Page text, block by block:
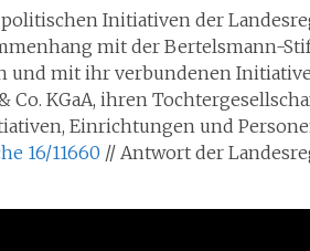
Initiativen der
mit der Bertelsmann-
und mit ihr verbundenen
Co. KGaA, ihren
Einrichtungen und
16/11660 // Antwort der